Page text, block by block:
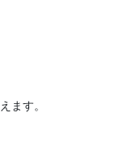
ます。